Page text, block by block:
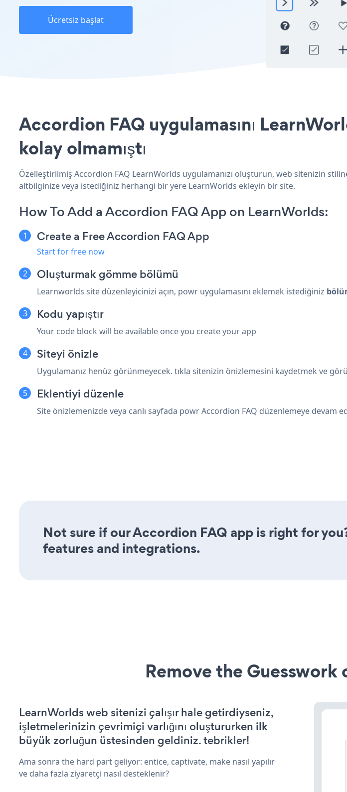
Ücretsiz başlat
Accordion FAQ uygulamasını
kolay olmamıştı
Özelleştirilmiş Accordion FAQ LearnWorlds uygulamanızı oluşturun, web sitenizin
altbilginize veya istediğiniz herhangi bir yere LearnWorlds ekleyin bir site.
How To Add a Accordion FAQ App on LearnWorlds:
Create a Free Accordion FAQ App
Start for free now
Oluşturmakgömme bölümü
Learnworlds site düzenleyicinizi açın, powr uygulamasını eklemek istediğiniz
Kodu yapıştır
Your code block will be available once you create your app
Siteyi önizle
Uygulamanız henüz görünmeyecek. tıkla sitenizin önizlemesini kaydetmek ve
Eklentiyi düzenle
Site önizlemenizde veya canlı sayfada powr Accordion FAQ düzenlemeye devam
Not sure if our Accordion FAQ app is right for
features and integrations.
Remove the
LearnWorlds web sitenizi çalışır hale getirdiyseniz,
işletmelerinizin çevrimiçi varlığını oluştururken ilk
büyük zorluğun üstesinden geldiniz. tebrikler!
Ama sonra the hard part geliyor: entice, captivate, make nasıl yapılır
ve daha fazla ziyaretçi nasıl desteklenir?